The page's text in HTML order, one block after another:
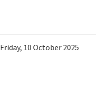
Friday, 10October 2025